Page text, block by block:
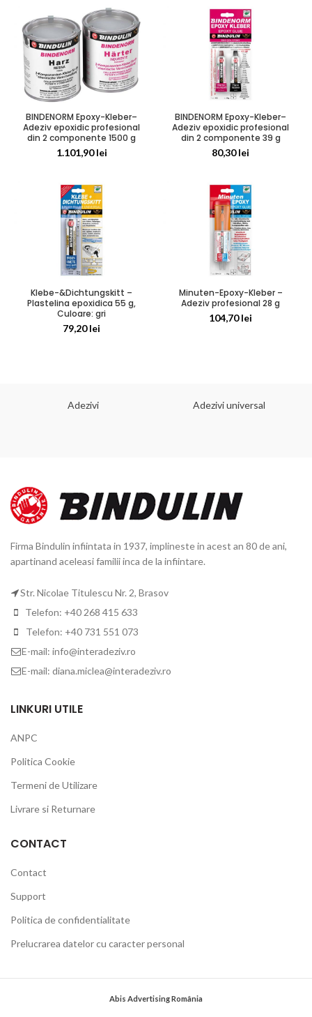
BINDENORM Epoxy-Kleber–
Adeziv epoxidic profesional
din 2 componente 1500 g
1.101,90lei
BINDENORM Epoxy-Kleber–
Adeziv epoxidic profesional
din 2 componente 39 g
80,30lei
Klebe-&Dichtungskitt –
Plastelina epoxidica 55 g,
Culoare: gri
79,20lei
Minuten-Epoxy-Kleber –
Adeziv profesional 28 g
104,70lei
Adezivi Adezivi universal
Firma Bindulin infiintata in 1937, implineste in acest an 80 de ani,
apartinand aceleasi familii inca de la infiintare.
Str. Nicolae Titulescu Nr. 2, Brasov
Telefon: +40 268 415 633
Telefon: +40 731 551 073
E-mail: info@interadeziv.ro
E-mail: diana.miclea@interadeziv.ro
LINKURI UTILE
ANPC
Politica Cookie
Termeni de Utilizare
Livrare si Returnare
CONTACT
Contact
Support
Politica de confidentialitate
Prelucrarea datelor cu caracter personal
Abis Advertising România